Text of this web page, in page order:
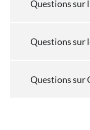
Questions sur
Questions sur
Questions sur